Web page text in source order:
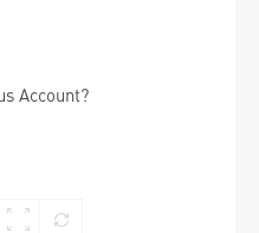
Account?